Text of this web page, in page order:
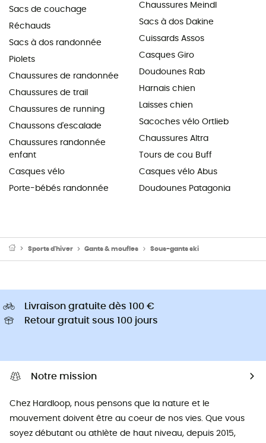
Sacs de couchage
Réchauds
Sacs à dos randonnée
Piolets
Chaussures de randonnée
Chaussures de trail
Chaussures de running
Chaussons d'escalade
Chaussures randonnée
enfant
Casques vélo
Porte-bébés randonnée
Chaussures Meindl
Sacs à dos Dakine
Cuissards Assos
Casques Giro
Doudounes Rab
Harnais chien
Laisses chien
Sacoches vélo Ortlieb
Chaussures Altra
Tours de cou Buff
Casques vélo Abus
Doudounes Patagonia
Sports d'hiver Gants & moufles Sous-gants ski
Livraison gratuite dès 100 €
Retour gratuit sous 100 jours
Notre mission
Chez Hardloop, nous pensons que la nature et le
mouvement doivent être au coeur de nos vies. Que vous
soyez débutant ou athlète de haut niveau, depuis 2015,